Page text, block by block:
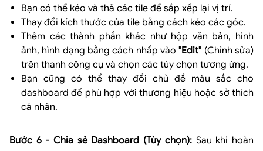
Bạn có thể kéo và thả các tile để sắp xếp lại vị trí.
Thay đổi kích thước của tile bằng cách kéo các góc.
Thêm các thành phần khác như hộp văn bản, hình
ảnh, hình dạng bằng cách nhấp vào"Edit" (Chỉnh sửa)
trên thanh công cụ và chọn các tùy chọn tương ứng.
Bạn cũng có thể thay đổi chủ đề màu sắc cho
dashboard để phù hợp với thương hiệu hoặc sở thích
cá nhân.
Bước 6 - Chia sẻ Dashboard (Tùy chọn):Sau khi hoàn